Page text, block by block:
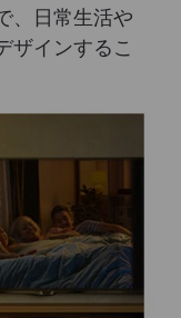
、日常生活や
ザインするこ